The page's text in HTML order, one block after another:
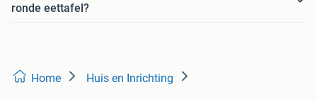
ronde eettafel?
Home Huis en Inrichting